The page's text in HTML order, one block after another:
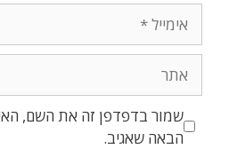
שמור בדפדפן זה את השם,
הבאה שאגיב.